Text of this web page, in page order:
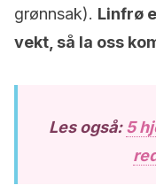
grønnsak). Linfrø
vekt, så la oss
Les også:5